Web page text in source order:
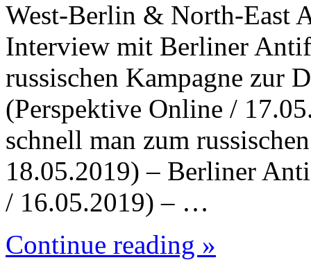
West-Berlin & North-East
Interview mit Berliner
russischen Kampagne zur
(Perspektive Online /
schnell man zum
18.05.2019) – Berliner
/ 16.05.2019) – …
Continue reading »